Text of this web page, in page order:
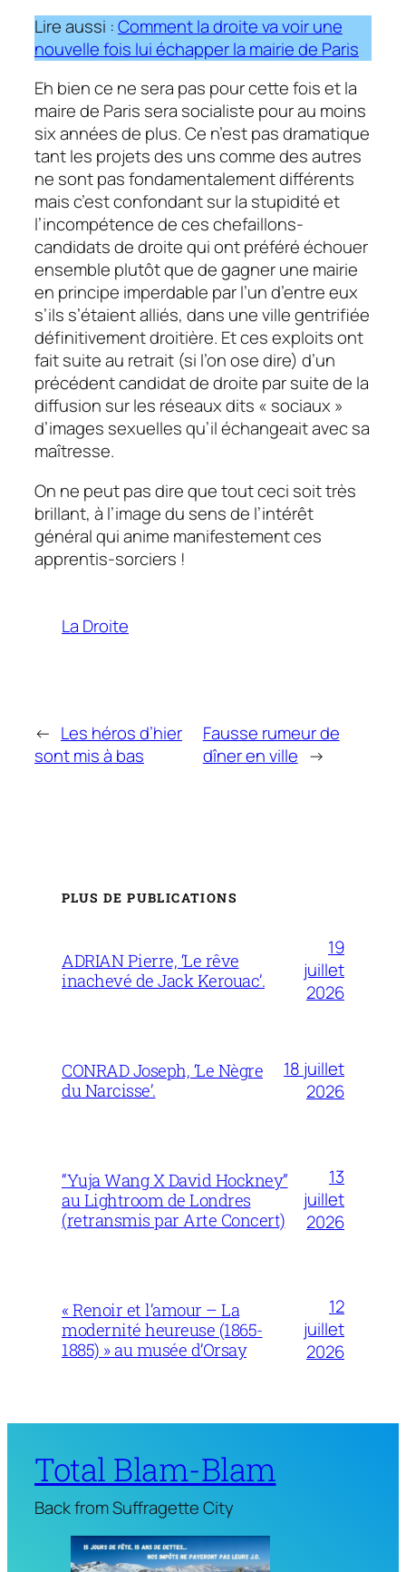
Lire aussi :Comment la droite va voir une
nouvelle fois lui échapper la mairie de Paris
Eh bien ce ne sera pas pour cette fois et la
maire de Paris sera socialiste pour au moins
six années de plus. Ce n’est pas dramatique
tant les projets des uns comme des autres
ne sont pas fondamentalement différents
mais c’est confondant sur la stupidité et
l’incompétence de ces chefaillons-
candidats de droite qui ont préféré échouer
ensemble plutôt que de gagner une mairie
en principe imperdable par l’un d’entre eux
s’ils s’étaient alliés, dans une ville gentrifiée
définitivement droitière. Et ces exploits ont
fait suite au retrait (si l’on ose dire) d’un
précédent candidat de droite par suite de la
diffusion sur les réseaux dits « sociaux »
d’images sexuelles qu’il échangeait avec sa
maîtresse.
On ne peut pas dire que tout ceci soit très
brillant, à l’image du sens de l’intérêt
général qui anime manifestement ces
apprentis-sorciers !
La Droite
← Les héros d’hier
sont mis à bas
Fausse rumeur de
dîner en ville →
PLUS DE PUBLICATIONS
ADRIAN Pierre, ‘Le rêve
inachevé de Jack Kerouac’.
19
juillet
2026
CONRAD Joseph, ‘Le Nègre
du Narcisse’.
18 juillet
2026
“Yuja Wang X David Hockney”
au Lightroom de Londres
(retransmis par Arte Concert)
13
juillet
2026
« Renoir et l’amour – La
modernité heureuse (1865-
1885) » au musée d’Orsay
12
juillet
2026
Total Blam-Blam
Back from Suffragette City